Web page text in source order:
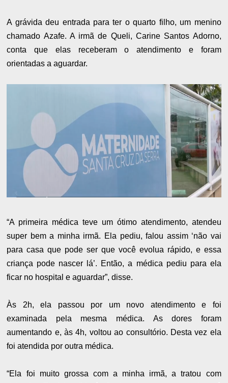
A grávida deu entrada para ter o quarto filho, um menino
chamado Azafe. A irmã de Queli, Carine Santos Adorno,
conta que elas receberam o atendimento e foram
orientadas a aguardar.
“A primeira médica teve um ótimo atendimento, atendeu
super bem a minha irmã. Ela pediu, falou assim ‘não vai
para casa que pode ser que você evolua rápido, e essa
criança pode nascer lá’. Então, a médica pediu para ela
ficar no hospital e aguardar”, disse.
Às 2h, ela passou por um novo atendimento e foi
examinada pela mesma médica. As dores foram
aumentando e, às 4h, voltou ao consultório. Desta vez ela
foi atendida por outra médica.
“Ela foi muito grossa com a minha irmã, a tratou com